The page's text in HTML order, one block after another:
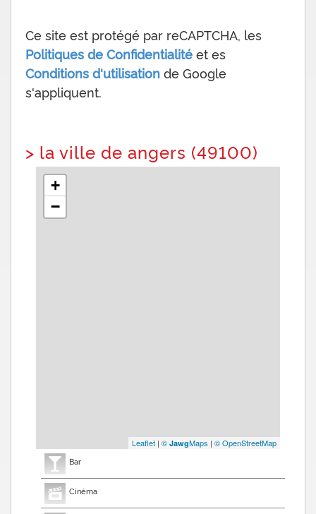
Ce site est protégé par reCAPTCHA, les
Politiques de Confidentialité et es
Conditions d'utilisation de Google
s'appliquent.
> la ville de angers (49100)
+
−
Leaflet | © JawgMaps | © OpenStreetMap
Bar
Cinéma